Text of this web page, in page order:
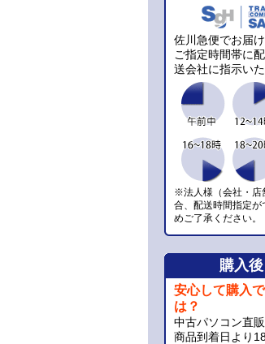
佐川急便でお届け
ご指定時間帯に
送会社に指示いた
※法人様（会社・店
合、配送時間指定が
めご了承ください。
購入
安心して購入
は？
中古パソコン直
商品到着日より